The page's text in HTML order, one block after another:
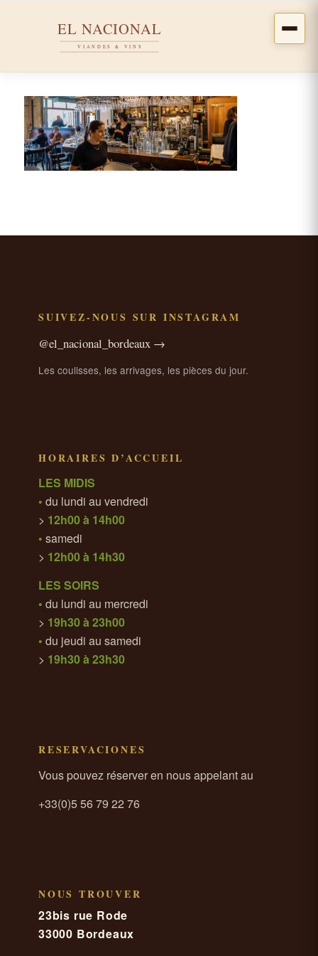
SUIVEZ-NOUS SUR INSTAGRAM
@el_nacional_bordeaux →
Les coulisses, les arrivages, les pièces du jour.
HORAIRES D’ACCUEIL
LES MIDIS
• du lundi au vendredi
> 12h00 à 14h00
• samedi
> 12h00 à 14h30
LES SOIRS
• du lundi au mercredi
> 19h30 à 23h00
• du jeudi au samedi
> 19h30 à 23h30
RESERVACIONES
Vous pouvez réserver en nous appelant au
+33(0)5 56 79 22 76
NOUS TROUVER
23bis rue Rode
33000 Bordeaux